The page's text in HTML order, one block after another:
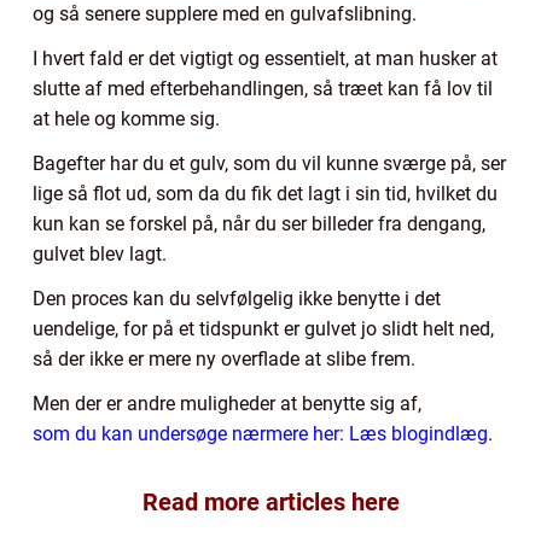
og så senere supplere med en gulvafslibning.
I hvert fald er det vigtigt og essentielt, at man husker at
slutte af med efterbehandlingen, så træet kan få lov til
at hele og komme sig.
Bagefter har du et gulv, som du vil kunne sværge på, ser
lige så flot ud, som da du fik det lagt i sin tid, hvilket du
kun kan se forskel på, når du ser billeder fra dengang,
gulvet blev lagt.
Den proces kan du selvfølgelig ikke benytte i det
uendelige, for på et tidspunkt er gulvet jo slidt helt ned,
så der ikke er mere ny overflade at slibe frem.
Men der er andre muligheder at benytte sig af,
som du kan undersøge nærmere her: Læs blogindlæg.
Read more articles here